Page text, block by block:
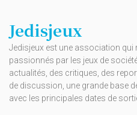
Jedisjeux
Jedisjeux est une association qui
passionnés par les jeux de
actualités, des critiques, des
de discussion, une grande base
avec les principales dates de